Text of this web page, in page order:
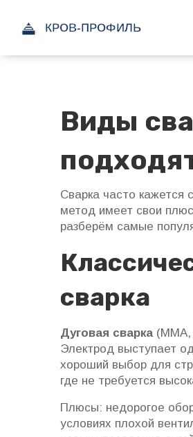
Виды
Сварка часто
метод имеет свои
разберём самые
сварка
Дуговая сварка(ММА,
Электрод выступает
хороший выбор для
где не требуется
Плюсы: недорогое
условиях плохой